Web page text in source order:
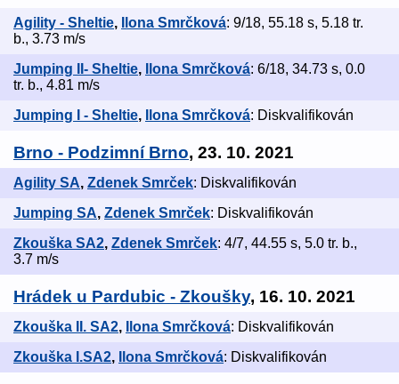
Agility - Sheltie, Ilona Smrčková: 9/18, 55.18 s, 5.18 tr.
b., 3.73 m/s
Jumping II- Sheltie, Ilona Smrčková: 6/18, 34.73 s, 0.0
tr. b., 4.81 m/s
Jumping I - Sheltie, Ilona Smrčková: Diskvalifikován
Brno - Podzimní Brno, 23. 10. 2021
Agility SA, Zdenek Smrček: Diskvalifikován
Jumping SA, Zdenek Smrček: Diskvalifikován
Zkouška SA2, Zdenek Smrček: 4/7, 44.55 s, 5.0 tr. b.,
3.7 m/s
Hrádek u Pardubic - Zkoušky, 16. 10. 2021
Zkouška II. SA2, Ilona Smrčková: Diskvalifikován
Zkouška I.SA2, Ilona Smrčková: Diskvalifikován